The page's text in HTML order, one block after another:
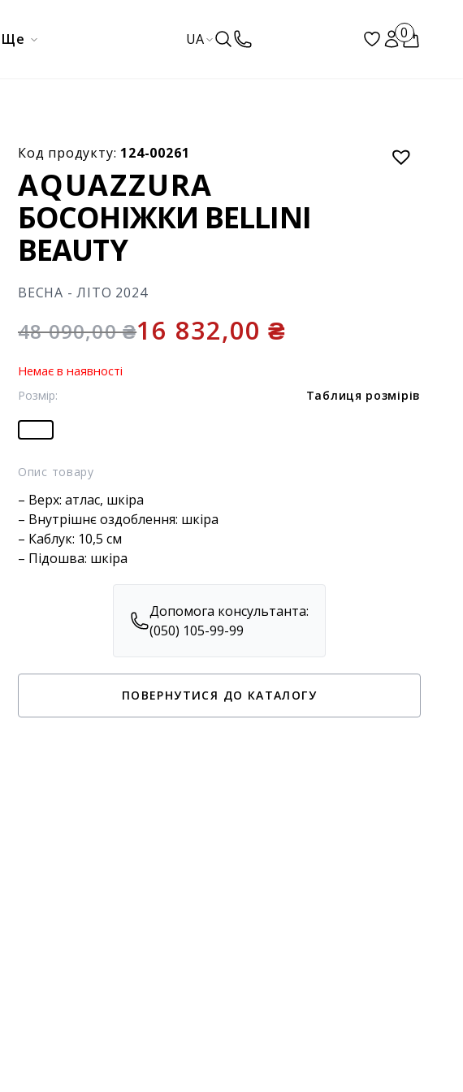
Ще UA 0
ВЕСНА - ЛІТО 2024
AQUAZZURA
Код продукту: 124-00261
БОСОНІЖКИ BELLINI
BEAUTY
48 090,00₴16 832,00₴
Немає в наявності
Розмір: Таблиця розмірів
Опис товару
– Верх: атлас, шкіра
– Внутрішнє оздоблення: шкіра
– Каблук: 10,5 см
– Підошва: шкіра
Допомога консультанта:
(050) 105-99-99
ПОВЕРНУТИСЯ ДО КАТАЛОГУ